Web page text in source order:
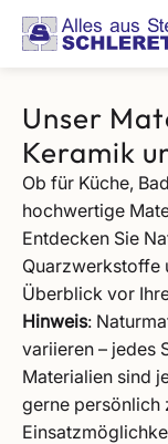
Unser
Keramik
Ob für Küche,
hochwertige
Entdecken Sie
Quarzwerkstoffe
Überblick vor
Hinweis:
variieren – jedes
Materialien sind
gerne persönlich